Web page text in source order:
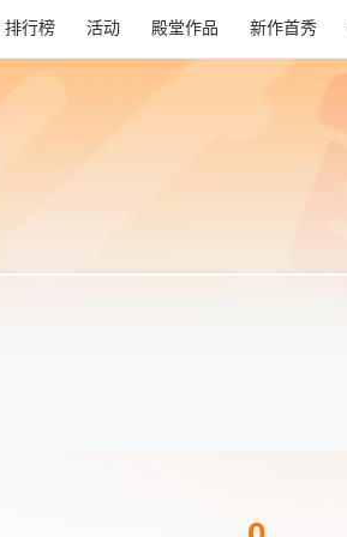
排行榜 活动 殿堂作品 新作首秀